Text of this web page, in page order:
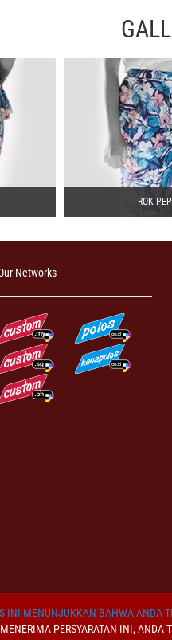
ROK
Networks
INI MENUNJUKKAN BAHWA ANDA
PERSYARATAN INI, ANDA